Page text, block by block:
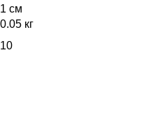
1 см
0.05 кг
10